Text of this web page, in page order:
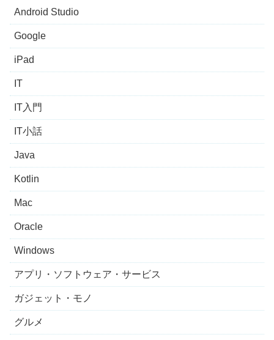
Android Studio
Google
iPad
IT
IT入門
IT小話
Java
Kotlin
Mac
Oracle
Windows
アプリ・ソフトウェア・サービス
ガジェット・モノ
グルメ